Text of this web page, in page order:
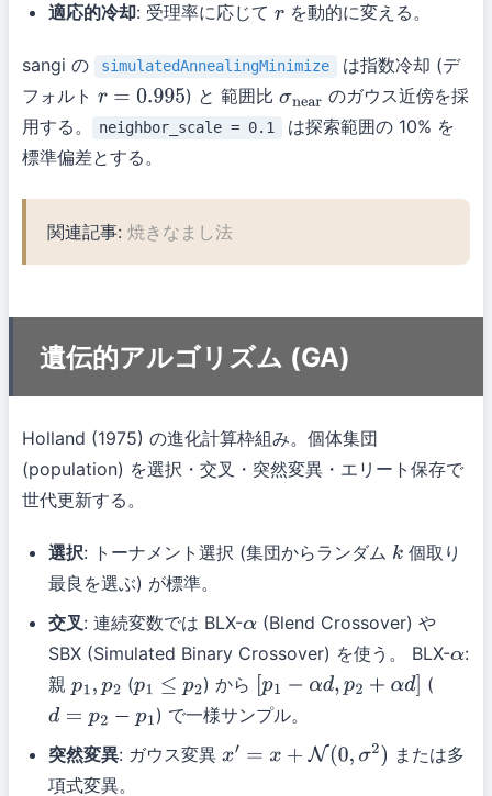
適応的冷却: 受理率に応じて rを動的に変える。
sangi の simulatedAnnealingMinimize
は指数冷却 (デ
フォルト r=0.995 ) と 範囲比σnear のガウス近傍を採
用する。
neighbor_scale = 0.1
は探索範囲の 10% を
標準偏差とする。
関連記事:焼きなまし法
遺伝的アルゴリズム (GA)
Holland (1975) の進化計算枠組み。個体集団
(population) を選択・交叉・突然変異・エリート保存で
世代更新する。
選択: トーナメント選択 (集団からランダム k 個取り
最良を選ぶ) が標準。
交叉: 連続変数では BLX-α(Blend Crossover) や
SBX (Simulated Binary Crossover) を使う。 BLX-α:
親 p1,p2 (p1≤p2 ) から [p1 −α d,p2+α d]
(
d =p 2−p1
) で一様サンプル。
突然変異: ガウス変異 x′= x+ N (0, σ2 )
または多
項式変異。